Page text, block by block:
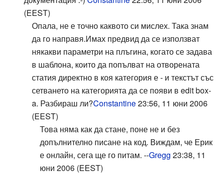
(EEST)
Опала, не е точно каквото си мислех. Така знам
да го направя.Имах предвид да се използват
някакви параметри на плъгина, когато се задава
в шаблона, които да попълват на отворената
статия директно в коя категория е - и текстът със
сетването на категорията да се появи в edit box-
a. Разбираш ли?Constantine23:56, 11 юни 2006
(EEST)
Това няма как да стане, поне не и без
допълнително писане на код. Виждам, че Ерик
е онлайн, сега ще го питам. --Gregg 23:38, 11
юни 2006 (EEST)